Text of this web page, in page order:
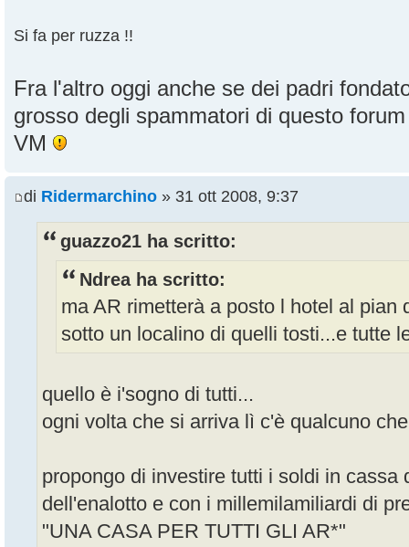
Si fa per ruzza !!
Fra l'altro oggi anche se dei padri
grosso degli spammatori di questo
VM
di Ridermarchino » 31 ott 2008, 9:37
guazzo21 ha scritto:
Ndrea ha scritto:
ma AR rimetterà a posto l hotel al pian
sotto un localino di quelli tosti...e tutte
quello è i'sogno di tutti...
ogni volta che si arriva lì c'è qualcuno
propongo di investire tutti i soldi in cassa
dell'enalotto e con i millemilamiliardi di
"UNA CASA PER TUTTI GLI AR*"